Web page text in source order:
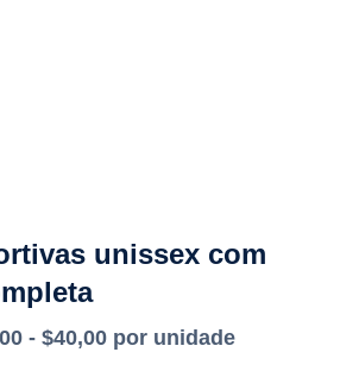
unissex com
- $40,00 por unidade